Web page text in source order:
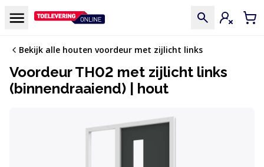
Menu Inloggen
Bekijk alle houten voordeur met zijlicht links
Voordeur TH02 met zijlicht links
(binnendraaiend) | hout